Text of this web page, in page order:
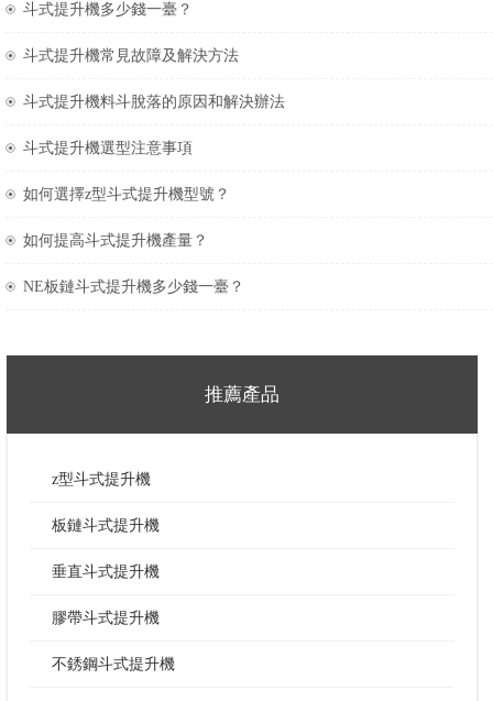
斗式提升機多少錢一臺？
斗式提升機常見故障及解決方法
斗式提升機料斗脫落的原因和解決辦法
斗式提升機選型注意事項
如何選擇z型斗式提升機型號？
如何提高斗式提升機產量？
NE板鏈斗式提升機多少錢一臺？
推薦產品
z型斗式提升機
板鏈斗式提升機
垂直斗式提升機
膠帶斗式提升機
不銹鋼斗式提升機